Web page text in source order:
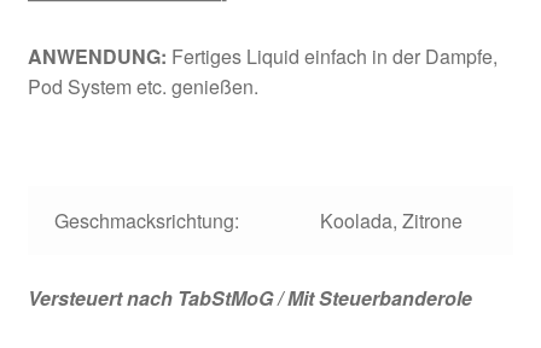
ANWENDUNG: Fertiges Liquid einfach in der Dampfe,
Pod System etc. genießen.
Geschmacksrichtung: Koolada, Zitrone
Versteuert nach TabStMoG / Mit Steuerbanderole